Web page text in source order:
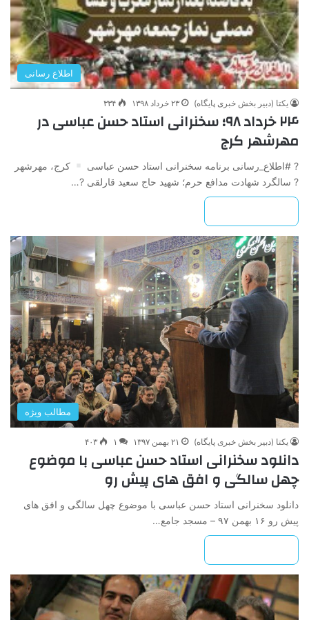
اطلاع رسانی
یکتا (دبیر بخش خبری پایگاه) ۲۳ خرداد ۱۳۹۸ ۳۳۴
۲۴ خرداد ۹۸؛ سخنرانی استاد حسن عباسی در
مهرشهر کرج
? #اطلاع_رسانی برنامه سخنرانی استاد حسن عباسی
کرج، مهرشهر
? سالگرد شهادت مدافع حرم؛ شهید حاج سعید قارلقی ?…
مطالب ویژه
یکتا (دبیر بخش خبری پایگاه) ۲۱ بهمن ۱۳۹۷ ۱ ۴۰۳
دانلود سخنرانی استاد حسن عباسی با موضوع
چهل سالگی و افق های پیش رو
دانلود سخنرانی استاد حسن عباسی با موضوع چهل سالگی و افق های
پیش رو ۱۶ بهمن ۹۷ – مسجد جامع…